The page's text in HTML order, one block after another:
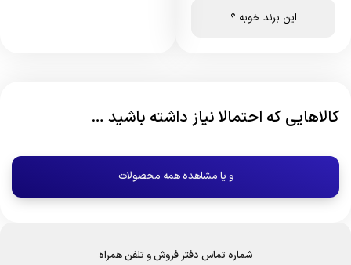
این برند خوبه ؟
کالاهایی که احتمالا نیاز داشته باشید …
و یا مشاهده همه محصولات
شماره تماس دفتر فروش و تلفن همراه